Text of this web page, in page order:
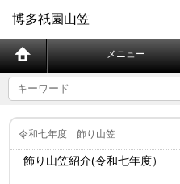
博多祇園山笠
メニュー
令和七年度 飾り山笠
飾り山笠紹介(令和七年度）